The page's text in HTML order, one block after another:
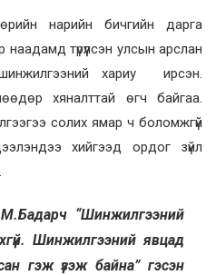
нарийн бичгийн дарга
түрүүлсэн улсын арслан
хариу ирсэн.
хяналттай өгч байгаа.
солих ямар ч боломжгүй
хийгээд ордог зүйл
“Шинжилгээний
Шинжилгээний явцад
гэж үзэж байна” гэсэн